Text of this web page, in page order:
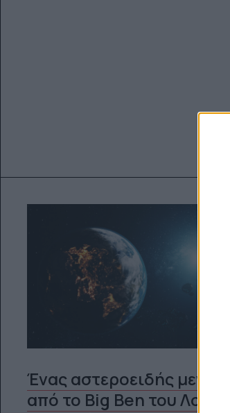
Ένας αστεροειδής
από το Big Ben του